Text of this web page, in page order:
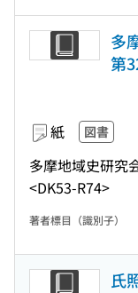
多
第
紙 図書
多摩地域史研究
<DK53-R74>
著者標目（識別子）
氏